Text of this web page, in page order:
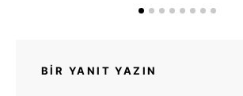
BIR YANIT YAZIN